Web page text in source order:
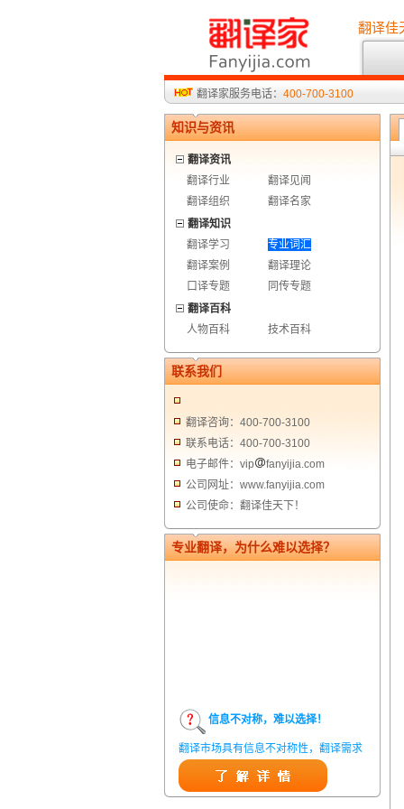
翻译佳
翻译家服务电话： 400-700-3100
知识与资讯
翻译资讯
翻译行业
翻译见闻
翻译组织
翻译名家
翻译知识
翻译学习
专业词汇
翻译案例
翻译理论
口译专题
同传专题
翻译百科
人物百科
技术百科
联系我们
翻译咨询：400-700-3100
联系电话：400-700-3100
电子邮件：vip
fanyijia.com
公司网址：www.fanyijia.com
公司使命：翻译佳天下！
专业翻译，为什么难以选择？
信息不对称，难以选择！
翻译市场具有信息不对称性，翻译需求
方在获得翻译结果前，甚至在获得翻译
结果后，都无法准确判定翻译质量。从
而给劣质翻译者提供了一定生存条件，